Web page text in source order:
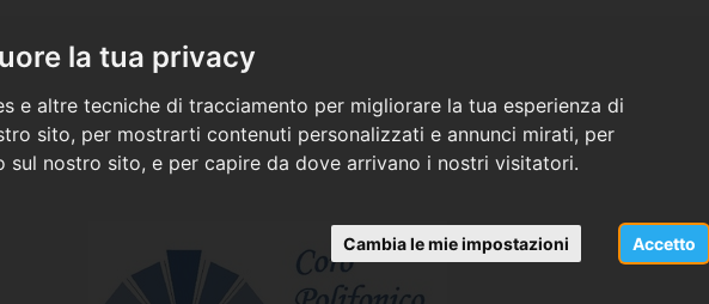
la tua privacy
e altre tecniche di tracciamento per migliorare la tua esperienza di
sito, per mostrarti contenuti personalizzati e annunci mirati, per
sul nostro sito, e per capire da dove arrivano i nostri visitatori.
Accetto
Cambia le mie impostazioni